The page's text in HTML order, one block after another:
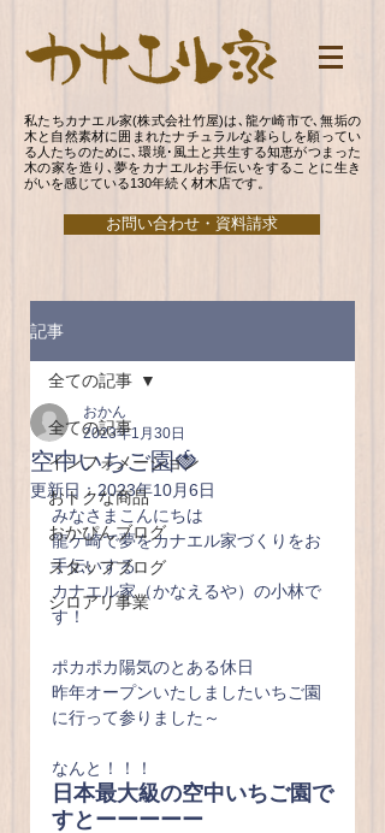
私たちカナエル家(株式会社竹屋)は､龍ケ崎市で､無垢の
木と自然素材に囲まれたナチュラルな暮らしを願ってい
る人たちのために､環境･風土と共生する知恵がつまった
木の家を造り､夢をカナエルお手伝いをすることに生き
がいを感じている130年続く材木店です。
お問い合わせ・資料請求
記事
全ての記事
インフォメーション
おトクな商品
おかぴんブログ
スタッフブログ
シロアリ事業
全ての記事
空中いちご園🍓
おかん
2023年1月30日
更新日：2023年10月6日
みなさまこんにちは
龍ケ崎で夢をカナエル家づくりをお
手伝いする
カナエル家（かなえるや）の小林で
す！
ポカポカ陽気のとある休日
昨年オープンいたしましたいちご園
に行って参りました～
なんと！！！
日本最大級の空中いちご園で
すとーーーーー